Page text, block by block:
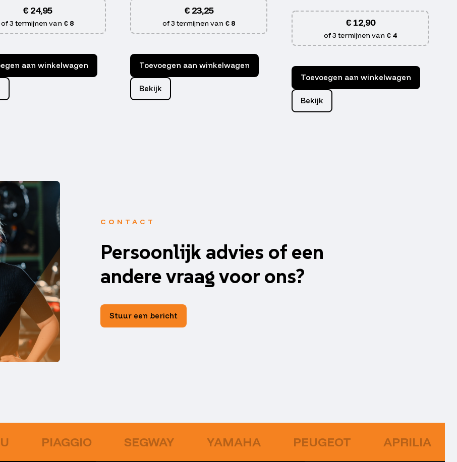
€24,95
of 3 termijnen van € 8
aan winkelwagen
€23,25
of 3 termijnen van € 8
Toevoegen aan winkelwagen
Bekijk
€12,90
of 3 termijnen van € 4
Toevoegen aan winkelwagen
Bekijk
CONTACT
Persoonlijk advies of een
andere vraag voor ons?
Stuur een bericht
PIAGGIO SEGWAY YAMAHA PEUGEOT APRILIA